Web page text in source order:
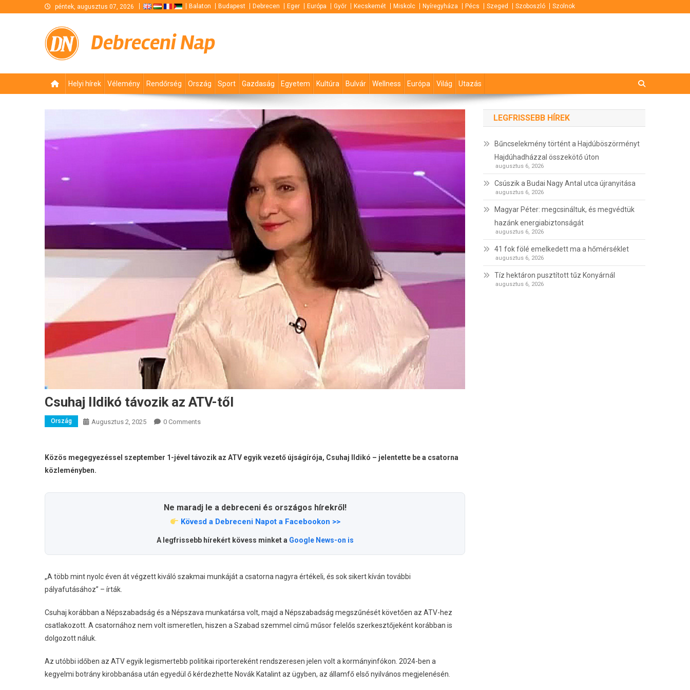
péntek, augusztus 07, 2026 Balaton Budapest Debrecen Eger Európa Győr Kecskemét Miskolc Nyíregyháza Pécs Szeged Szoboszló Szolnok
Debreceni Nap
Helyi hírek Vélemény Rendőrség Ország Sport Gazdaság Egyetem Kultúra Bulvár Wellness Európa Világ Utazás
Csuhaj Ildikó távozik az ATV-től
Ország Augusztus 2, 2025 0 Comments
Közös megegyezéssel szeptember 1-jével távozik az ATV egyik vezető újságírója, Csuhaj Ildikó – jelentette be a csatorna
közleményben.
Ne maradj le a debreceni és országos hírekről!
Kövesd a Debreceni Napot a Facebookon >>
A legfrissebb hírekért kövess minket a Google News-on is
„A több mint nyolc éven át végzett kiváló szakmai munkáját a csatorna nagyra értékeli, és sok sikert kíván további
pályafutásához” – írták.
Csuhaj korábban a Népszabadság és a Népszava munkatársa volt, majd a Népszabadság megszűnését követően az ATV-hez
csatlakozott. A csatornához nem volt ismeretlen, hiszen a Szabad szemmel című műsor felelős szerkesztőjeként korábban is
dolgozott náluk.
Az utóbbi időben az ATV egyik legismertebb politikai riportereként rendszeresen jelen volt a kormányinfókon. 2024-ben a
kegyelmi botrány kirobbanása után egyedül ő kérdezhette Novák Katalint az ügyben, az államfő első nyilvános megjelenésén.
LEGFRISSEBB HÍREK
Bűncselekmény történt a Hajdúböszörményt
Hajdúhadházzal összekötő úton
augusztus 6, 2026
Csúszik a Budai Nagy Antal utca újranyitása
augusztus 6, 2026
Magyar Péter: megcsináltuk, és megvédtük
hazánk energiabiztonságát
augusztus 6, 2026
41 fok fölé emelkedett ma a hőmérséklet
augusztus 6, 2026
Tíz hektáron pusztított tűz Konyárnál
augusztus 6, 2026